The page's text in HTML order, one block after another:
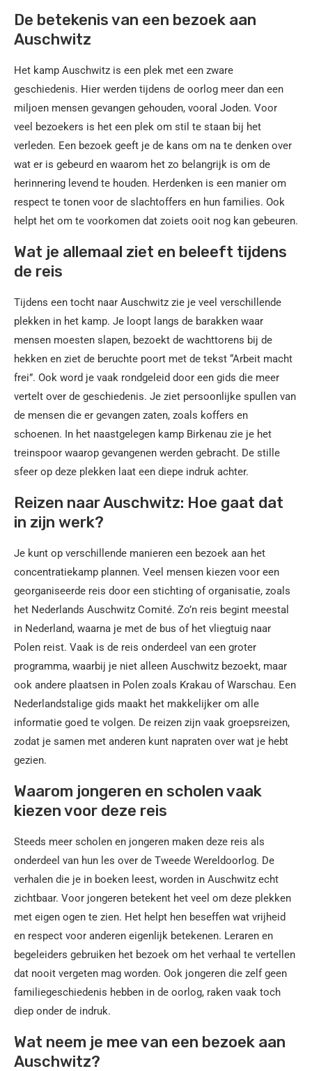
De betekenis van een bezoek aan
Auschwitz
Het kamp Auschwitz is een plek met een zware
geschiedenis. Hier werden tijdens de oorlog meer dan een
miljoen mensen gevangen gehouden, vooral Joden. Voor
veel bezoekers is het een plek om stil te staan bij het
verleden. Een bezoek geeft je de kans om na te denken over
wat er is gebeurd en waarom het zo belangrijk is om de
herinnering levend te houden. Herdenken is een manier om
respect te tonen voor de slachtoffers en hun families. Ook
helpt het om te voorkomen dat zoiets ooit nog kan gebeuren.
Wat je allemaal ziet en beleeft tijdens
de reis
Tijdens een tocht naar Auschwitz zie je veel verschillende
plekken in het kamp. Je loopt langs de barakken waar
mensen moesten slapen, bezoekt de wachttorens bij de
hekken en ziet de beruchte poort met de tekst “Arbeit macht
frei”. Ook word je vaak rondgeleid door een gids die meer
vertelt over de geschiedenis. Je ziet persoonlijke spullen van
de mensen die er gevangen zaten, zoals koffers en
schoenen. In het naastgelegen kamp Birkenau zie je het
treinspoor waarop gevangenen werden gebracht. De stille
sfeer op deze plekken laat een diepe indruk achter.
Reizen naar Auschwitz: Hoe gaat dat
in zijn werk?
Je kunt op verschillende manieren een bezoek aan het
concentratiekamp plannen. Veel mensen kiezen voor een
georganiseerde reis door een stichting of organisatie, zoals
het Nederlands Auschwitz Comité. Zo’n reis begint meestal
in Nederland, waarna je met de bus of het vliegtuig naar
Polen reist. Vaak is de reis onderdeel van een groter
programma, waarbij je niet alleen Auschwitz bezoekt, maar
ook andere plaatsen in Polen zoals Krakau of Warschau. Een
Nederlandstalige gids maakt het makkelijker om alle
informatie goed te volgen. De reizen zijn vaak groepsreizen,
zodat je samen met anderen kunt napraten over wat je hebt
gezien.
Waarom jongeren en scholen vaak
kiezen voor deze reis
Steeds meer scholen en jongeren maken deze reis als
onderdeel van hun les over de Tweede Wereldoorlog. De
verhalen die je in boeken leest, worden in Auschwitz echt
zichtbaar. Voor jongeren betekent het veel om deze plekken
met eigen ogen te zien. Het helpt hen beseffen wat vrijheid
en respect voor anderen eigenlijk betekenen. Leraren en
begeleiders gebruiken het bezoek om het verhaal te vertellen
dat nooit vergeten mag worden. Ook jongeren die zelf geen
familiegeschiedenis hebben in de oorlog, raken vaak toch
diep onder de indruk.
Wat neem je mee van een bezoek aan
Auschwitz?